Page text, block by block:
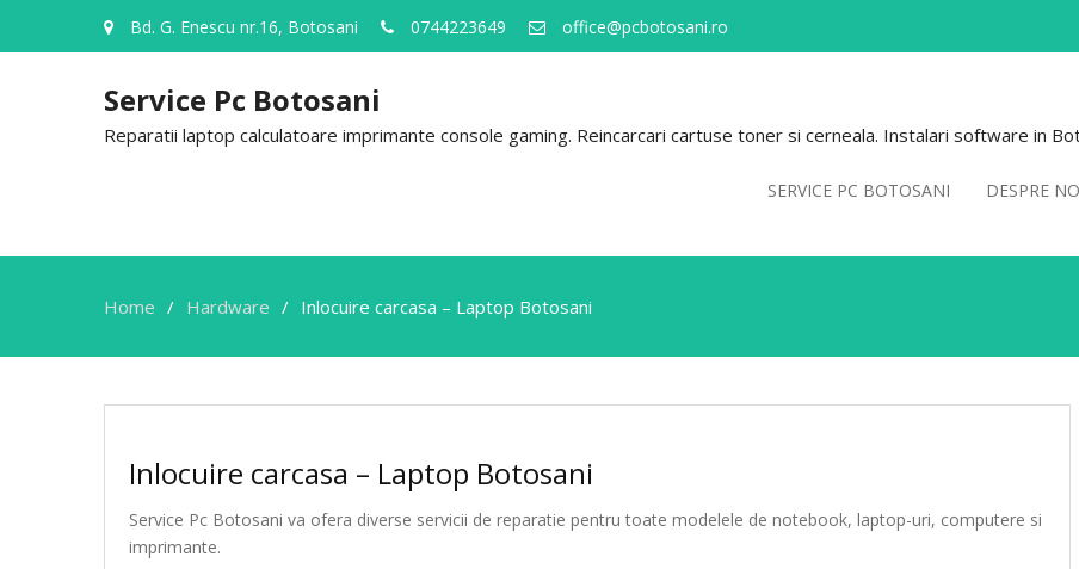
Bd. G. Enescu nr.16, Botosani 0744223649 office@pcbotosani.ro
Service Pc Botosani
Reparatii laptop calculatoare imprimante console gaming. Reincarcari cartuse toner si cerneala. Instalari software in
SERVICE PC BOTOSANI DESPRE
Home Hardware Inlocuire carcasa – Laptop Botosani
Inlocuire carcasa – Laptop Botosani
Service Pc Botosani va ofera diverse servicii de reparatie pentru toate modelele de notebook, laptop-uri, computere si
imprimante.